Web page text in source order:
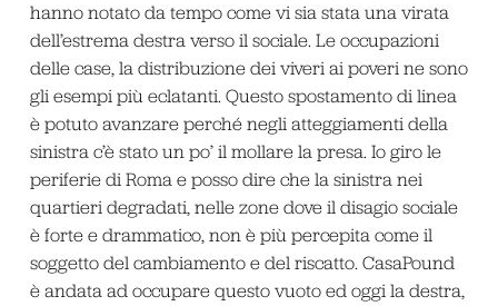
hanno notato da tempo come vi sia stata una virata
dell’estrema destra verso il sociale. Le occupazioni
delle case, la distribuzione dei viveri ai poveri ne sono
gli esempi più eclatanti. Questo spostamento di linea
è potuto avanzare perché negli atteggiamenti della
sinistra c’è stato un po’ il mollare la presa. Io giro le
periferie di Roma e posso dire che la sinistra nei
quartieri degradati, nelle zone dove il disagio sociale
è forte e drammatico, non è più percepita come il
soggetto del cambiamento e del riscatto. CasaPound
è andata ad occupare questo vuoto ed oggi la destra,